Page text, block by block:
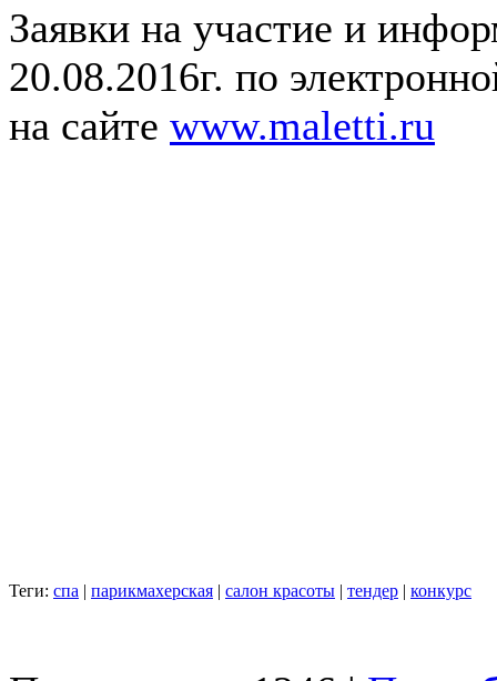
Заявки на участие и
20.08.2016г. по
на сайте www.maletti.ru
Теги: спа | парикмахерская | салон красоты | тендер | конкурс